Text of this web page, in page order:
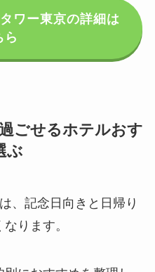
ワー東京の詳細は
ら
ごせるホテルおす
ぶ
、記念日向きと日帰り
ります。